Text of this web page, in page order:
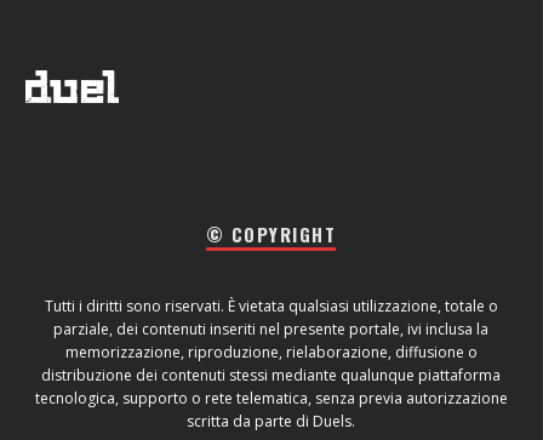
© COPYRIGHT
Tutti i diritti sono riservati. È vietata qualsiasi utilizzazione, totale o
parziale, dei contenuti inseriti nel presente portale, ivi inclusa la
memorizzazione, riproduzione, rielaborazione, diffusione o
distribuzione dei contenuti stessi mediante qualunque piattaforma
tecnologica, supporto o rete telematica, senza previa autorizzazione
scritta da parte di Duels.